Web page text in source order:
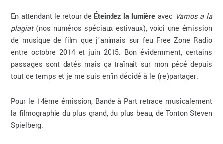
En attendant le retour deÉteindez la lumière avec Vamos a la
plagiat (nos numéros spéciaux estivaux), voici une émission
de musique de film que j’animais sur feu Free Zone Radio
entre octobre 2014 et juin 2015. Bon évidemment, certains
passages sont datés mais ça traînait sur mon pécé depuis
tout ce temps et je me suis enfin décidé à le (re)partager.
Pour le 14ème émission, Bande à Part retrace musicalement
la filmographie du plus grand, du plus beau, de Tonton Steven
Spielberg.